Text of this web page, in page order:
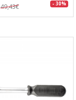
49,43€ - 30%